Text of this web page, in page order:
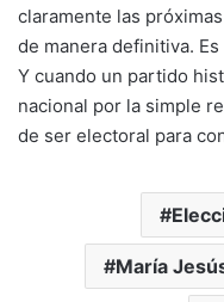
claramente las
de manera definitiva.
Y cuando un partido
nacional por la simple
de ser electoral para
María